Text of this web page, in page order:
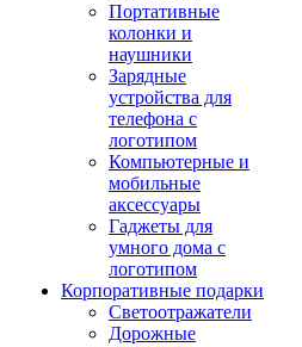
Портативные
колонки и
наушники
Зарядные
устройства для
телефона с
логотипом
Компьютерные и
мобильные
аксессуары
Гаджеты для
умного дома с
логотипом
Корпоративные подарки
Светоотражатели
Дорожные